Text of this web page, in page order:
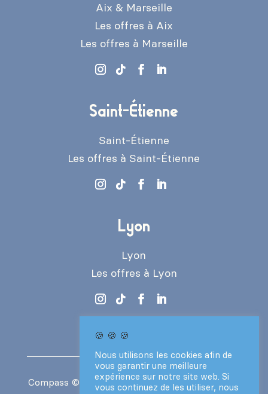
Aix & Marseille
Les offres à Aix
Les offres à Marseille
Saint-Étienne
Saint-Étienne
Les offres à Saint-Étienne
Lyon
Lyon
Les offres à Lyon
Compass © 2024 – Tous droits réservés – CGV
🍪 🍪 🍪
Nous utilisons les cookies afin de
vous garantir une meilleure
expérience sur notre site web. Si
vous continuez de les utiliser, nous